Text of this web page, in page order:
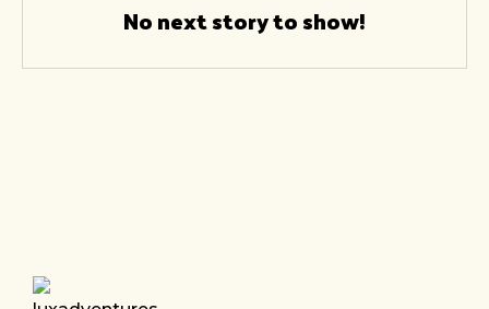
No next story to show!